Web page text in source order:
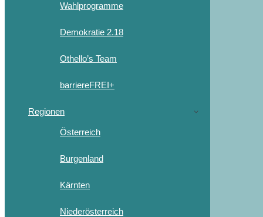
Wahlprogramme
Demokratie 2.18
Othello’s Team
barriereFREI+
Regionen
Österreich
Burgenland
Kärnten
Niederösterreich